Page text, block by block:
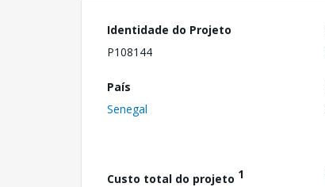
Identidade do Projeto
P108144
País
Senegal
Custo total do projeto 1